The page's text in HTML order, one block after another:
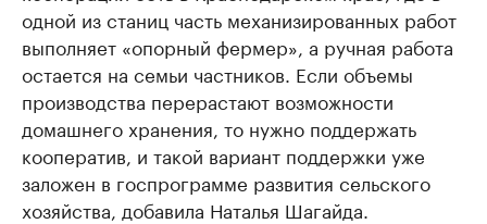
одной из станиц часть механизированных работ
выполняет «опорный фермер», а ручная работа
остается на семьи частников. Если объемы
производства перерастают возможности
домашнего хранения, то нужно поддержать
кооператив, и такой вариант поддержки уже
заложен в госпрограмме развития сельского
хозяйства, добавила Наталья Шагайда.